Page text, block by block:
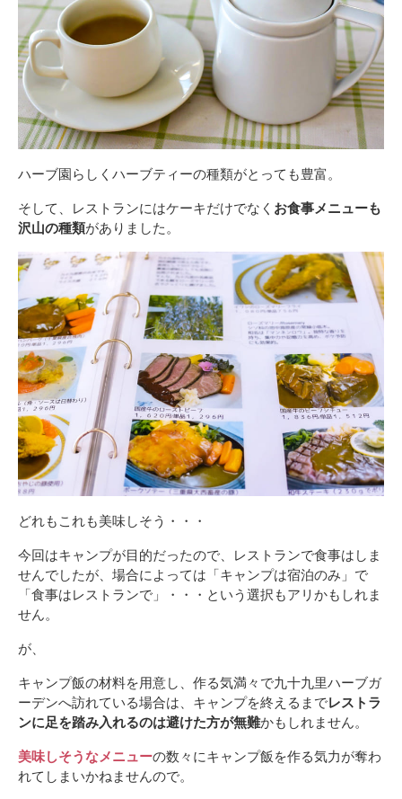
ハーブ園らしくハーブティーの種類がとっても豊富。
そして、レストランにはケーキだけでなく お食事メニューも
沢山の種類がありました。
どれもこれも美味しそう・・・
今回はキャンプが目的だったので、レストランで食事はしま
せんでしたが、場合によっては「キャンプは宿泊のみ」で
「食事はレストランで」・・・という選択もアリかもしれま
せん。
が、
キャンプ飯の材料を用意し、作る気満々で九十九里ハーブガ
ーデンへ訪れている場合は、キャンプを終えるまでレストラ
ンに足を踏み入れるのは避けた方が無難かもしれません。
美味しそうなメニューの数々にキャンプ飯を作る気力が奪わ
れてしまいかねませんので。